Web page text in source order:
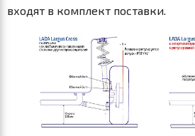
входят в комплект поставки.